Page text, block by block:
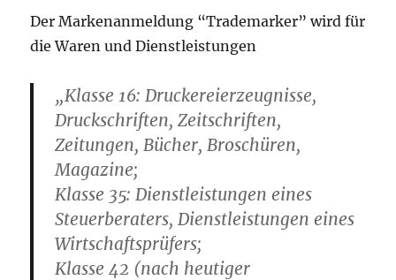
Der Markenanmeldung “Trademarker” wird für
die Waren und Dienstleistungen
„Klasse 16: Druckereierzeugnisse,
Druckschriften, Zeitschriften,
Zeitungen, Bücher, Broschüren,
Magazine;
Klasse 35: Dienstleistungen eines
Steuerberaters, Dienstleistungen eines
Wirtschaftsprüfers;
Klasse 42 (nach heutiger